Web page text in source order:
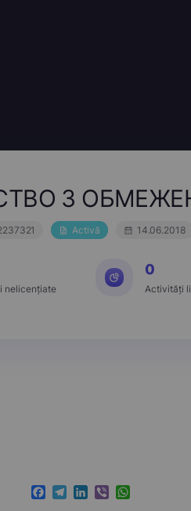
З
Activă 14.06.2018
nelicențiate
0
Activități
Facebook
Telegram
LinkedIn
ViberWhatsApp